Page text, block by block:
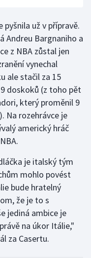
už v přípravě.
Andreu Bargnaniho a
z NBA zůstal jen
vynechal
ale stačil za 15
doskoků (z toho pět
který proměnil 9
Na rozehrávce je
americký hráč
je italský tým
mohlo povést
bude hratelný
že je to s
jediná ambice je
na úkor Itálie,"
za Casertu.